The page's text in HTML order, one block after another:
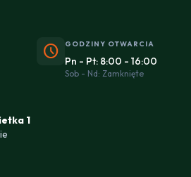
schedule GODZINY OTWARCIA
Pn - Pt: 8:00 - 16:00
Sob - Nd: Zamknięte
1